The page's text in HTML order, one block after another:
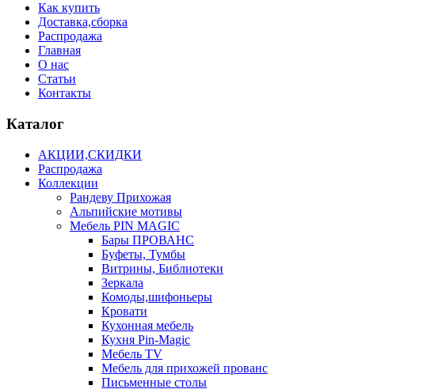
Как купить
Доставка,сборка
Распродажа
Главная
О нас
Статьи
Контакты
Каталог
АКЦИИ,СКИДКИ
Распродажа
Коллекции
Рандеву Прихожая
Альпийские мотивы
Мебель PIN MAGIС
Бары ПРОВАНС
Буфеты, Тумбы
Витрины, Библиотеки
Зеркала
Комоды,шифоньеры
Кровати
Кухонная мебель
Кухня Pin-Magic
Мебель TV
Мебель для прихожей прованс
Письменные столы